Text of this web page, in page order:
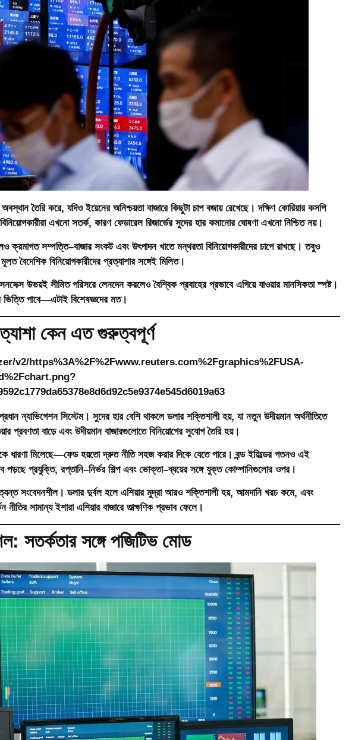
তৈরি করে, যদিও ইয়েনের অনিশ্চয়তা বাজারে কিছুটা চাপ বজায় রেখেছে। দক্ষিণ কোরিয়ার কসপি
এখনো সতর্ক, কারণ ফেডারেল রিজার্ভের সুদের হার কমানোর ঘোষণা এখনো নিশ্চিত নয়।
ক্রমাগত সম্পত্তি–বাজার সংকট এবং উৎপাদন খাতে মন্থরতা বিনিয়োগকারীদের চাপে রাখছে। তবুও
বৈদেশিক বিনিয়োগকারীদের প্রত্যাশার সঙ্গেই মিলিত।
উভয়ই সীমিত পরিসরে লেনদেন করলেও বৈশ্বিক প্রবাহের প্রভাবে এগিয়ে যাওয়ার মানসিকতা স্পষ্ট।
পাবে—এটাই বিশেষজ্ঞদের মত।
কেন এত গুরুত্বপূর্ণ
প্রধান ন্যাভিগেশন সিস্টেম। সুদের হার বেশি থাকলে ডলার শক্তিশালী হয়, যা নতুন উদীয়মান অর্থনীতিতে
প্রবণতা বাড়ে এবং উদীয়মান বাজারগুলোতে বিনিয়োগের সুযোগ তৈরি হয়।
ধারণা মিলেছে—ফেড হয়তো দ্রুত নীতি সহজ করার দিকে যেতে পারে। বন্ড ইয়িল্ডের পতনও এই
প্রযুক্তি, রপ্তানি–নির্ভর শিল্প এবং ভোক্তা–ব্যয়ের সঙ্গে যুক্ত কোম্পানিগুলোর ওপর।
সংবেদনশীল। ডলার দুর্বল হলে এশিয়ার মুদ্রা আরও শক্তিশালী হয়, আমদানি খরচ কমে, এবং
সামান্য ইশারা এশিয়ার বাজারে তাত্ক্ষণিক প্রভাব ফেলে।
সতর্কতার সঙ্গে পজিটিভ মোড